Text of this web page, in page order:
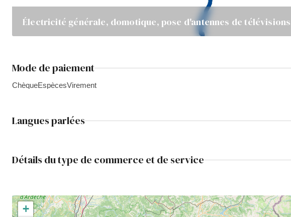
Électricité générale, domotique, pose d'antennes de
Mode de paiement
ChèqueEspècesVirement
Langues parlées
Détails du type de commerce et de service
+